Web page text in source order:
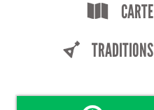
CARTE
TRADITIONS